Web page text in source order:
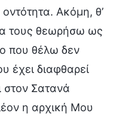
Ακόμη, θ’
τους θεωρήσω ως
που θέλω δεν
έχει διαφθαρεί
στον Σατανά
η αρχική Μου